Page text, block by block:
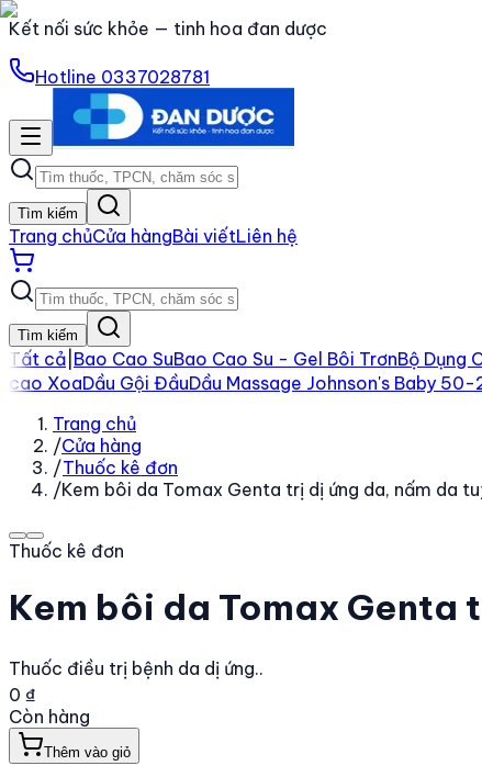
Kết nối sức khỏe — tinh hoa đan dược
Hotline 0337028781
Tìm kiếm
Trang chủCửa hàngBài viếtLiên hệ
Tìm kiếm
Tất cả Bao Cao SuBao Cao Su - Gel Bôi TrơnBộ Dụng
cao XoaDầu Gội ĐầuDầu Massage Johnson's Baby 50-
Trang chủ
/Cửa hàng
/Thuốc kê đơn
/Kem bôi da Tomax Genta trị dị ứng da, nấm da
Thuốc kê đơn
Kem bôi da Tomax Genta
Thuốc điều trị bệnh da dị ứng..
0 ₫
Còn hàng
Thêm vào giỏ